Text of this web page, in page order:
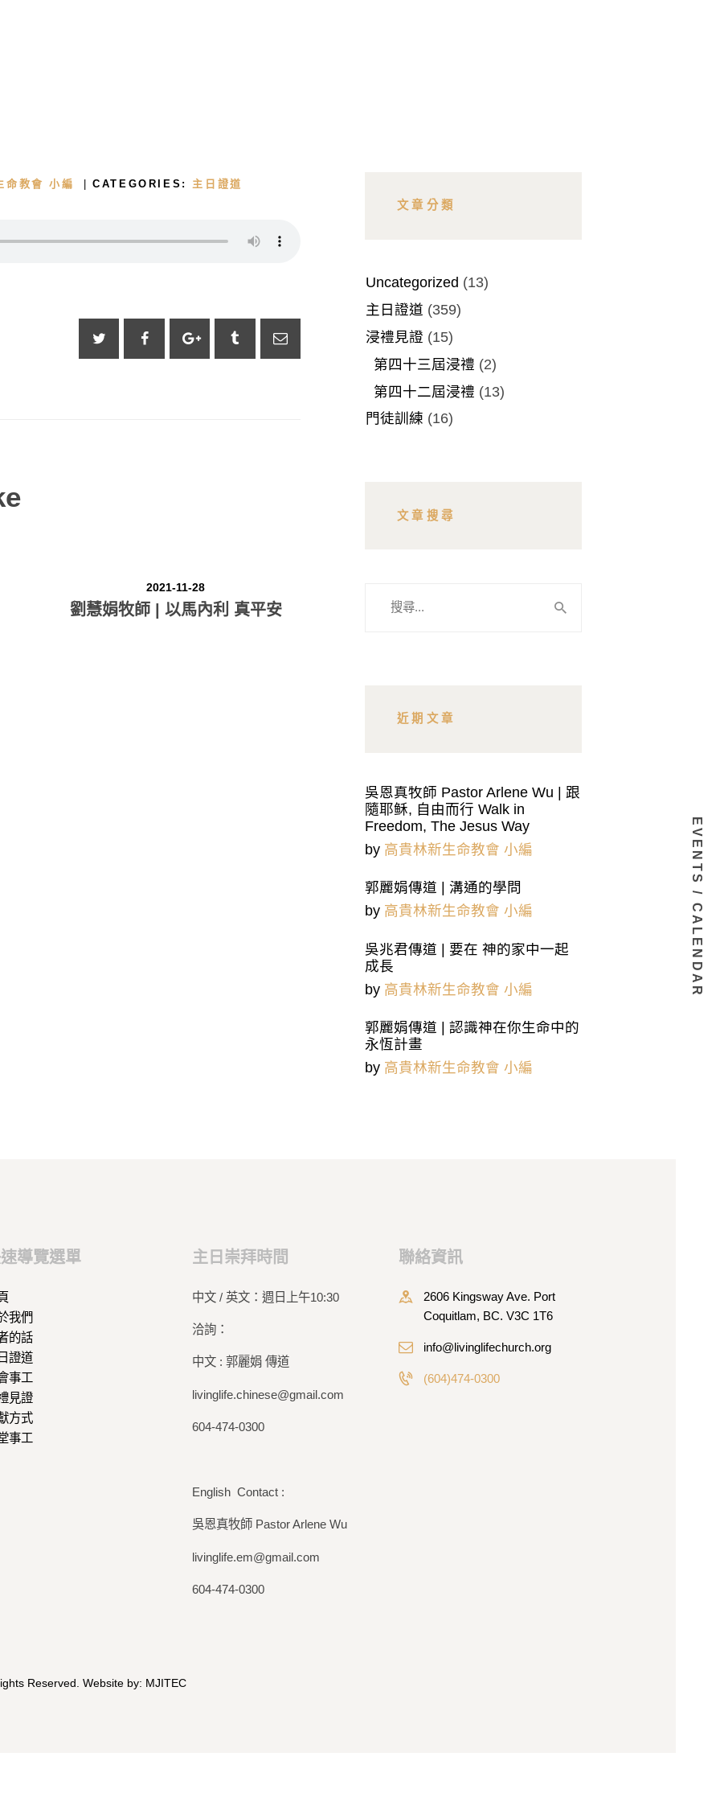
浸禮見證
命教會 小編 CATEGORIES: 主日證道
2021-11-28
劉慧娟牧師 | 以馬內利 真平安
文章分類
Uncategorized (13)
主日證道 (359)
浸禮見證 (15)
第四十三屆浸禮 (2)
第四十二屆浸禮 (13)
門徒訓練 (16)
文章搜尋
近期文章
吳恩真牧師 Pastor Arlene Wu | 跟
隨耶稣, 自由而行 Walk in
Freedom, The Jesus Way
by 高貴林新生命教會 小編
郭麗娟傳道 | 溝通的學問
by 高貴林新生命教會 小編
吳兆君傳道 | 要在 神的家中一起
成長
by 高貴林新生命教會 小編
郭麗娟傳道 | 認識神在你生命中的
永恆計畫
by 高貴林新生命教會 小編
導覽選單
我們
的話
證道
事工
見證
方式
事工
主日崇拜時間
中文 / 英文：週日上午10:30
洽詢：
中文 : 郭麗娟 傳道
livinglife.chinese@gmail.com
604-474-0300
English Contact :
吳恩真牧師 Pastor Arlene Wu
livinglife.em@gmail.com
604-474-0300
聯絡資訊
2606 Kingsway Ave. Port
Coquitlam, BC. V3C 1T6
info@livinglifechurch.org
(604)474-0300
Reserved. Website by: MJITEC
EVENTS / CALENDAR